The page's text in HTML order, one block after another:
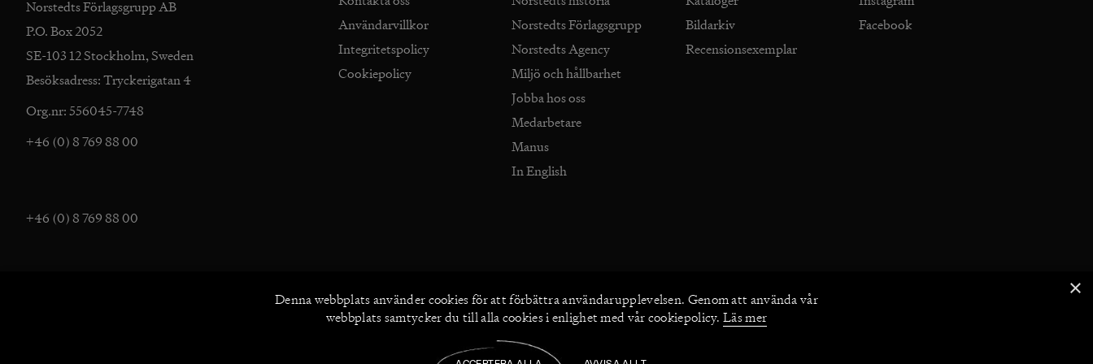
Norstedts Förlagsgrupp AB
P.O. Box 2052
SE-103 12 Stockholm, Sweden
Besöksadress: Tryckerigatan 4
Org.nr: 556045-7748
+46 (0) 8 769 88 00
+46 (0) 8 769 88 00
Användarvillkor
Integritetspolicy
Cookiepolicy
Norstedts Förlagsgrupp
Norstedts Agency
Miljö och hållbarhet
Jobba hos oss
Medarbetare
Manus
In English
Bildarkiv
Recensionsexemplar
Facebook
×
Denna webbplats använder cookies för att förbättra användarupplevelsen. Genom att använda vår
webbplats samtycker du till alla cookies i enlighet med vår cookiepolicy.Läs mer